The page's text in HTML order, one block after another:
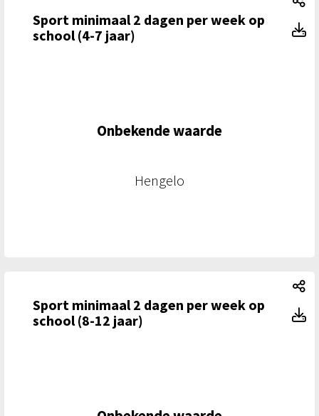
Sport minimaal 2 dagen per week op
school (4-7 jaar)
Hengelo
Onbekende waarde
Sport minimaal 2 dagen per week op
school (8-12 jaar)